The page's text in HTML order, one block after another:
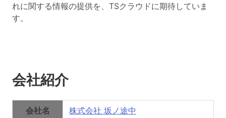
れに関する情報の提供を、TSクラウドに期待していま
す。
会社紹介
会社名 株式会社 坂ノ途中